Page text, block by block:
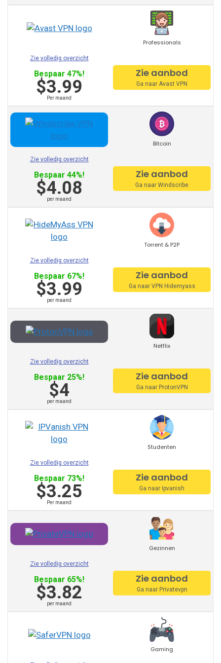
Avast VPN
VPN Hidemyass
ProtonVPN
Tunnelbear
Hotspot Shield
PrivateVPN
SaferVPN
Surfshark
Andere aanbevolen
leveranciers:
PureVPN
VyprVPN
StrongVPN
Mullvad
Avg VPN
Trust Zone VPN
Norton VPN
Private Internet Access
Hola VPN
Unlocator
VPN Master
Hide.Me
Getflix
Tuxler
Professionals
Zie volledig overzicht
Bespaar 47%!
$3.99
Per maand
Zie aanbod
Ga naar Avast VPN
Bitcoin
Zie volledig overzicht
Bespaar 44%!
$4.08
per maand
Zie aanbod
Ga naar Windscribe
Torrent & P2P
Zie volledig overzicht
Bespaar 67%!
$3.99
per maand
Zie aanbod
Ga naar VPN Hidemyass
Netflix
Zie volledig overzicht
Bespaar 25%!
$4
per maand
Zie aanbod
Ga naar ProtonVPN
Studenten
Zie volledig overzicht
Bespaar 73%!
$3.25
Per maand
Zie aanbod
Ga naar Ipvanish
Gezinnen
Zie volledig overzicht
Bespaar 65%!
$3.82
per maand
Zie aanbod
Ga naar Privatevpn
Gaming